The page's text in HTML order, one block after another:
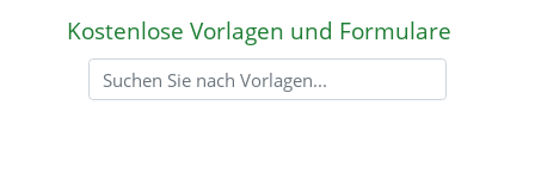
Kostenlose Vorlagen und Formulare